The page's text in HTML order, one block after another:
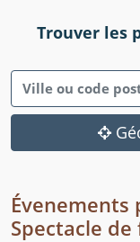
Trouver les
Spectacle de